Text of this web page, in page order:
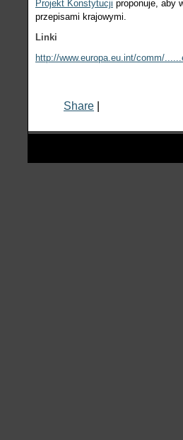
Projekt Konstytucji proponuje, aby
przepisami krajowymi.
Linki
http://www.europa.eu.int/comm/
Share